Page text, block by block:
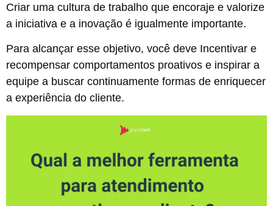
Criar uma cultura de trabalho que encoraje e valorize
a iniciativa e a inovação é igualmente importante.
Para alcançar esse objetivo, você deve Incentivar e
recompensar comportamentos proativos e inspirar a
equipe a buscar continuamente formas de enriquecer
a experiência do cliente.